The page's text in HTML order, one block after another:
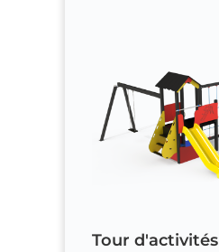
Tour d'activités